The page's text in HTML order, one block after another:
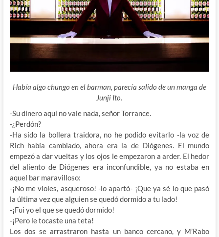
Había algo chungo en el barman, parecía salido de un manga de
Junji Ito.
-Su dinero aquí no vale nada, señor Torrance.
-¿Perdón?
-Ha sido la bollera traidora, no he podido evitarlo -la voz de
Rich había cambiado, ahora era la de Diógenes. El mundo
empezó a dar vueltas y los ojos le empezaron a arder. El hedor
del aliento de Diógenes era inconfundible, ya no estaba en
aquel bar maravilloso:
-¡No me violes, asqueroso! -lo apartó- ¡Que ya sé lo que pasó
la última vez que alguien se quedó dormido a tu lado!
-¡Fui yo el que se quedó dormido!
-¡Pero le tocaste una teta!
Los dos se arrastraron hasta un banco cercano, y M’Rabo